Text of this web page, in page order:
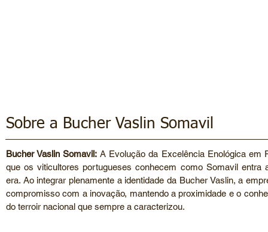
Bucher Vaslin Somavil: A Evolução da Excelência Enológica em
que os viticultores portugueses conhecem como Somavil entra
era. Ao integrar plenamente a identidade da Bucher Vaslin, a
compromisso com a inovação, mantendo a proximidade e o
do terroir nacional que sempre a caracterizou.
Sobre a Bucher Vaslin Somavil